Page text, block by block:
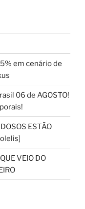
em cenário de
06 de AGOSTO!
ESTÃO
VEIO DO